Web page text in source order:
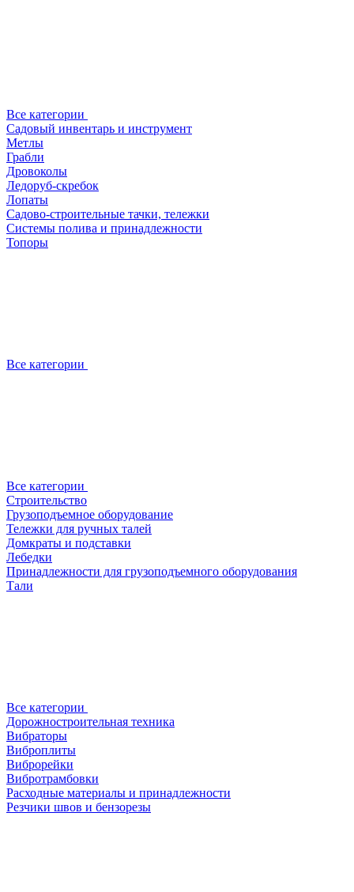
Все категории
Садовый инвентарь и инструмент
Метлы
Грабли
Дровоколы
Ледоруб-скребок
Лопаты
Садово-строительные тачки, тележки
Системы полива и принадлежности
Топоры
Все категории
Все категории
Строительство
Грузоподъемное оборудование
Тележки для ручных талей
Домкраты и подставки
Лебедки
Принадлежности для грузоподъемного оборудования
Тали
Все категории
Дорожностроительная техника
Вибраторы
Виброплиты
Виброрейки
Вибротрамбовки
Расходные материалы и принадлежности
Резчики швов и бензорезы